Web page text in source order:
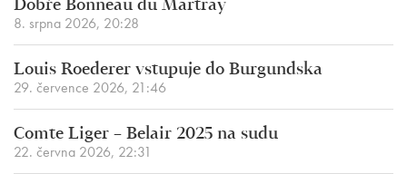
Dobře Bonneau du Martray
8. srpna 2026, 20:28
Louis Roederer vstupuje do Burgundska
29. července 2026, 21:46
Comte Liger – Belair 2025 na sudu
22. června 2026, 22:31